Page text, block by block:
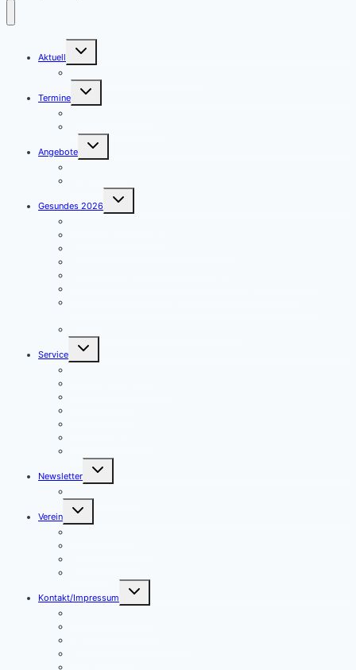
Aktuell
Untermenü
umschalten
Termine
Untermenü
umschalten
Angebote
Untermenü
umschalten
Gesundes 2026
Untermenü
umschalten
Service
Untermenü
umschalten
Newsletter
Untermenü
umschalten
Verein
Untermenü
umschalten
Kontakt/Impressum
Untermenü
umschalten